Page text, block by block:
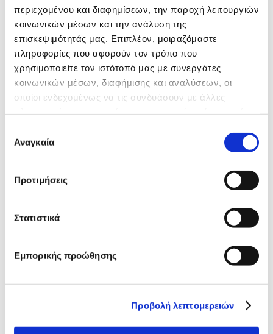
περιεχομένου και διαφημίσεων, την παροχή λειτουργιών
κοινωνικών μέσων και την ανάλυση της
επισκεψιμότητάς μας. Επιπλέον, μοιραζόμαστε
πληροφορίες που αφορούν τον τρόπο που
χρησιμοποιείτε τον ιστότοπό μας με συνεργάτες
κοινωνικών μέσων, διαφήμισης και αναλύσεων, οι
οποίοι ενδεχομένως να τις συνδυάσουν με άλλες
των υπηρεσιών τους.
συγκατάθεσης
Αναγκαία
Προτιμήσεις
Στατιστικά
Εμπορικής προώθησης
Προβολή λεπτομερειών
Αλλατίνη Cookie Bites με Κομμάτια
Σοκολάτας
ΠΡΟΤΕΙΝΟΜΕΝΕΣ ΣΥΝΤΑΓΕΣ